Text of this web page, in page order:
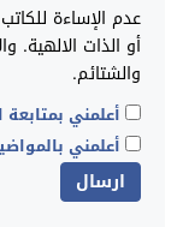
عدم الإساءة
أو الذات الالهية.
والشتائم.
أعلمني
أعلمني